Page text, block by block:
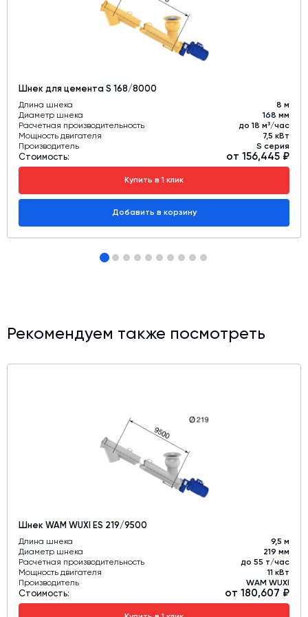
от попадания частиц перекачиваемых сред.
Шнек для цемента S 168/8000
Длина шнека
8 м
Диаметр шнека
168 мм
Расчетная производительность
до 18 м³/час
Мощность двигателя
7,5 кВт
Производитель
S серия
Стоимость: от 156,445 ₽
Купить в 1 клик
Добавить в корзину
Рекомендуем также посмотреть
Шнек WAM WUXI ES 219/9500
Длина шнека
9,5 м
Диаметр шнека
219 мм
Расчетная производительность
до 55 т/час
Мощность двигателя
11 кВт
Производитель
WAM WUXI
Стоимость: от 180,607 ₽